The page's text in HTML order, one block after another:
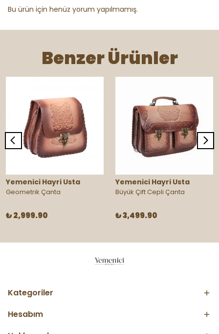
Bu ürün için henüz yorum yapılmamış.
Benzer Ürünler
Yemenici Hayri Usta
Geometrik Çanta
₺ 2,999.90
Yemenici Hayri Usta
Büyük Çift Cepli Çanta
₺ 3,499.90
Kategoriler
Hesabım